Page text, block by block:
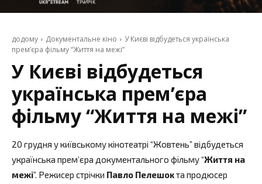
додому Документальне кіно
У Києві відбудеться українська
прем’єра фільму “Життя на межі”
У Києві відбудеться
українська прем’єра
фільму “Життя на межі”
20 грудня у київському кінотеатрі “Жовтень” відбудеться
українська прем’єра документального фільму “Життя на
межі”. Режисер стрічки Павло Пелешокта продюсер